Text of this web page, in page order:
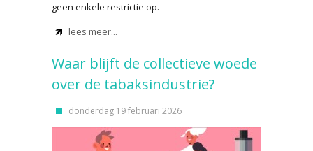
geen enkele restrictie op.
lees meer...
Waar blijft de collectieve woede
over de tabaksindustrie?
donderdag 19 februari 2026